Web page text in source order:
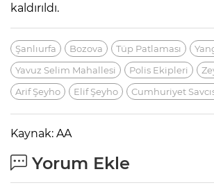
kaldırıldı.
Şanlıurfa Bozova Tüp Patlaması
Yavuz Selim Mahallesi
Polis Ekipleri
Arif Şeyho
Elif Şeyho Cumhuriyet
Kaynak: AA
Yorum Ekle